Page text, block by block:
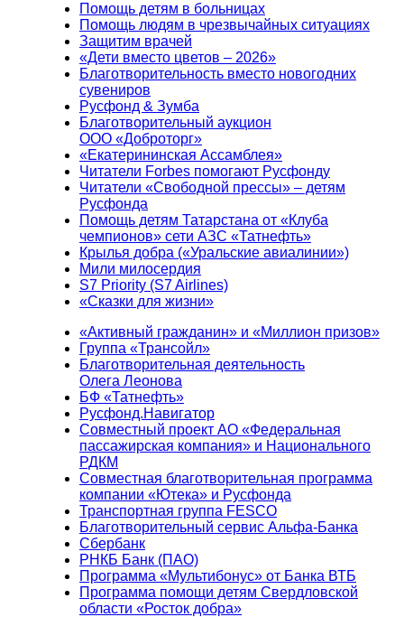
Помощь детям в больницах
Помощь людям в чрезвычайных ситуациях
Защитим врачей
«Дети вместо цветов – 2026»
Благотворительность вместо новогодних
сувениров
Русфонд & Зумба
Благотворительный аукцион
ООО «Доброторг»
«Екатерининская Ассамблея»
Читатели Forbes помогают Русфонду
Читатели «Свободной прессы» – детям
Русфонда
Помощь детям Татарстана от «Клуба
чемпионов» сети АЗС «Татнефть»
Крылья добра («Уральские авиалинии»)
Мили милосердия
S7 Priority (S7 Airlines)
«Сказки для жизни»
«Активный гражданин» и «Миллион призов»
Группа «Трансойл»
Благотворительная деятельность
Олега Леонова
БФ «Татнефть»
Русфонд.Навигатор
Совместный проект АО «Федеральная
пассажирская компания» и Национального
РДКМ
Совместная благотворительная программа
компании «Ютека» и Русфонда
Транспортная группа FESCO
Благотворительный сервис Альфа-Банка
Сбербанк
РНКБ Банк (ПАО)
Программа «Мультибонус» от Банка ВТБ
Программа помощи детям Свердловской
области «Росток добра»